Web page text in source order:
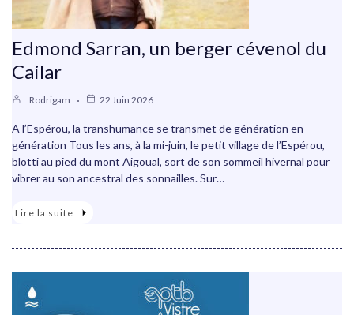
Edmond Sarran, un berger cévenol du
Cailar
Rodrigam 22 Juin 2026
A l’Espérou, la transhumance se transmet de génération en
génération Tous les ans, à la mi-juin, le petit village de l’Espérou,
blotti au pied du mont Aigoual, sort de son sommeil hivernal pour
vibrer au son ancestral des sonnailles. Sur…
Lire la suite